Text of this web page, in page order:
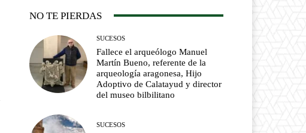
NO TE PIERDAS
SUCESOS
Fallece el arqueólogo Manuel
Martín Bueno, referente de la
arqueología aragonesa, Hijo
Adoptivo de Calatayud y director
del museo bilbilitano
SUCESOS